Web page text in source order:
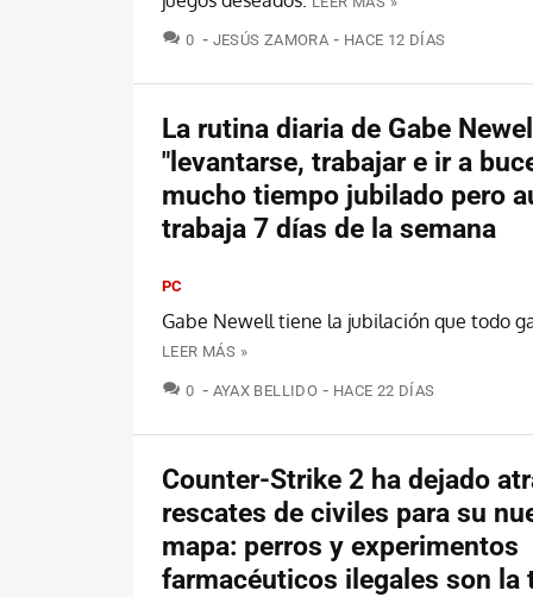
0 COMENTARIOS
JESÚS ZAMORA HACE 12 DÍAS
La rutina diaria de Gabe
"levantarse, trabajar e ir a
mucho tiempo jubilado pero
trabaja 7 días de la semana
PC
Gabe Newell tiene la jubilación que todo
LEER MÁS »
0 COMENTARIOS
AYAX BELLIDO HACE 22 DÍAS
Counter-Strike 2 ha dejado
rescates de civiles para su
mapa: perros y experimentos
farmacéuticos ilegales son la